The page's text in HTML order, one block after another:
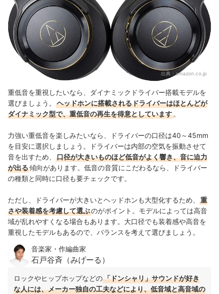
出典：amazon.co.jp
重低音を重視したいなら、ダイナミックドライバー搭載モデルを
選びましょう。
ヘッドホンに搭載されるドライバーはほとんどが
ダイナミック型で、重低音の再生を得意としています 。
力強い重低音を楽しみたいなら、ドライバーの口径は40～45mm
を目安に選択しましょう。ドライバーは内部の空気を振動させて
音を出すため、
口径が大きいものほど低音がよく響き、音に迫力
が出る傾向があります。低音の音質にこだわるなら、ドライバー
の種類と同時に口径も要チェックです。
ただし、ドライバーが大きいとヘッドホンも大型化するため、
重
さや装着感を考慮して選ぶのがポイント。 モデルによっては高音
域が乱れやすくなる場合もあります。大口径でも装着感や高音を
重視したモデルもあるので、バランスを考えて選びましょう。
音楽家・作編曲家
石戸谷斉（みげーる）
ロックやヒップホップなどの「ドンシャリ」サウンドが好き
な人には、メーカー独自の工夫などにより、低音域と高音域の